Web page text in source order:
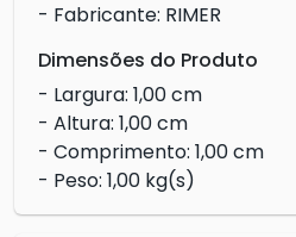
- Fabricante: RIMER
Dimensões do Produto
- Largura: 1,00 cm
- Altura: 1,00 cm
- Comprimento: 1,00 cm
- Peso: 1,00 kg(s)